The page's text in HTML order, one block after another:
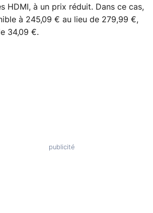
HDMI, à un prix réduit. Dans ce cas,
à 245,09 € au lieu de 279,99 €,
34,09 €.